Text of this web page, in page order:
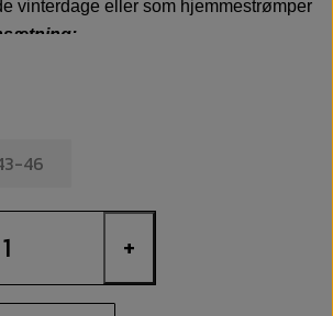
vinterdage eller som hjemmestrømper
uld | 25% polyamid | 5% elastan
46
+